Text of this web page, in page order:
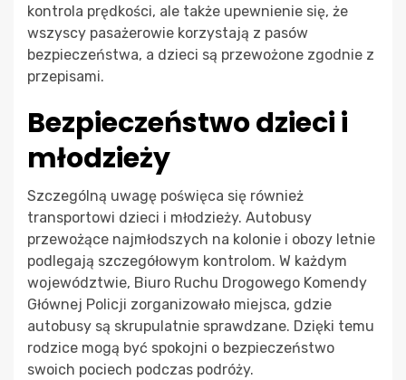
kontrola prędkości, ale także upewnienie się, że
wszyscy pasażerowie korzystają z pasów
bezpieczeństwa, a dzieci są przewożone zgodnie z
przepisami.
Bezpieczeństwo dzieci i
młodzieży
Szczególną uwagę poświęca się również
transportowi dzieci i młodzieży. Autobusy
przewożące najmłodszych na kolonie i obozy letnie
podlegają szczegółowym kontrolom. W każdym
województwie, Biuro Ruchu Drogowego Komendy
Głównej Policji zorganizowało miejsca, gdzie
autobusy są skrupulatnie sprawdzane. Dzięki temu
rodzice mogą być spokojni o bezpieczeństwo
swoich pociech podczas podróży.